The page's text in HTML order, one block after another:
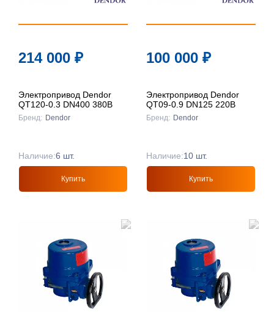
214 000 ₽
Электропривод Dendor
QT120-0.3 DN400 380В
Бренд: Dendor
Наличие:6 шт.
Купить
100 000 ₽
Электропривод Dendor
QT09-0.9 DN125 220В
Бренд: Dendor
Наличие:10 шт.
Купить